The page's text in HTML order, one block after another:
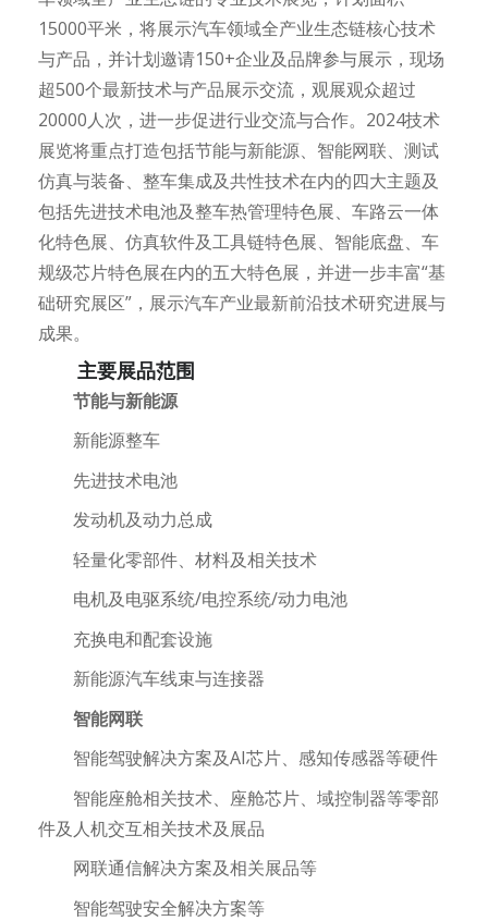
15000平米，将展示汽车领域全产业生态链核心技术
与产品，并计划邀请150+企业及品牌参与展示，现场
超500个最新技术与产品展示交流，观展观众超过
20000人次，进一步促进行业交流与合作。2024技术
展览将重点打造包括节能与新能源、智能网联、测试
仿真与装备、整车集成及共性技术在内的四大主题及
包括先进技术电池及整车热管理特色展、车路云一体
化特色展、仿真软件及工具链特色展、智能底盘、车
规级芯片特色展在内的五大特色展，并进一步丰富“基
础研究展区”，展示汽车产业最新前沿技术研究进展与
成果。
主要展品范围
节能与新能源
新能源整车
先进技术电池
发动机及动力总成
轻量化零部件、材料及相关技术
电机及电驱系统/电控系统/动力电池
充换电和配套设施
新能源汽车线束与连接器
智能网联
智能驾驶解决方案及AI芯片、感知传感器等硬件
智能座舱相关技术、座舱芯片、域控制器等零部
件及人机交互相关技术及展品
网联通信解决方案及相关展品等
智能驾驶安全解决方案等